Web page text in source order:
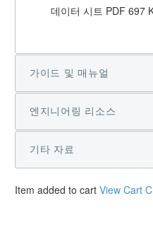
데이터 시트 PDF 697
가이드 및 매뉴얼
엔지니어링 리소스
기타 자료
Item added to cart View Cart